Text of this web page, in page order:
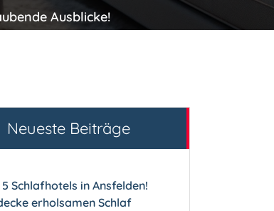
Ausblicke!
Neueste Beiträge
5 Schlafhotels in Ansfelden!
erholsamen Schlaf